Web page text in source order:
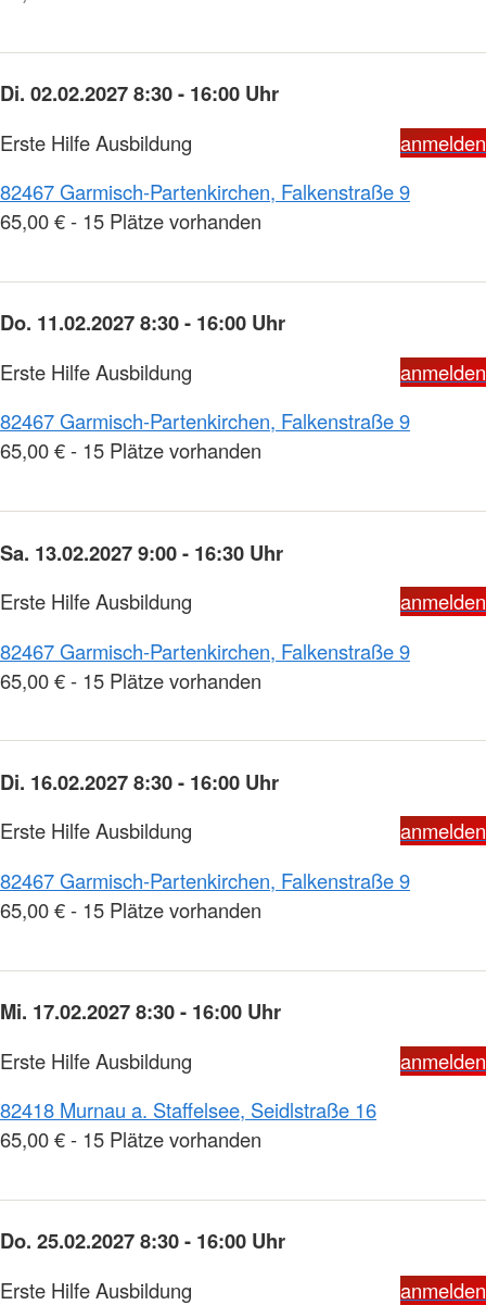
Di. 02.02.2027 8:30 - 16:00 Uhr
Erste Hilfe Ausbildung
anmelden
82467 Garmisch-Partenkirchen, Falkenstraße 9
65,00 € - 15 Plätze vorhanden
Do. 11.02.2027 8:30 - 16:00 Uhr
Erste Hilfe Ausbildung
anmelden
82467 Garmisch-Partenkirchen, Falkenstraße 9
65,00 € - 15 Plätze vorhanden
Sa. 13.02.2027 9:00 - 16:30 Uhr
Erste Hilfe Ausbildung
anmelden
82467 Garmisch-Partenkirchen, Falkenstraße 9
65,00 € - 15 Plätze vorhanden
Di. 16.02.2027 8:30 - 16:00 Uhr
Erste Hilfe Ausbildung
anmelden
82467 Garmisch-Partenkirchen, Falkenstraße 9
65,00 € - 15 Plätze vorhanden
Mi. 17.02.2027 8:30 - 16:00 Uhr
Erste Hilfe Ausbildung
anmelden
82418 Murnau a. Staffelsee, Seidlstraße 16
65,00 € - 15 Plätze vorhanden
Do. 25.02.2027 8:30 - 16:00 Uhr
Erste Hilfe Ausbildung
anmelden